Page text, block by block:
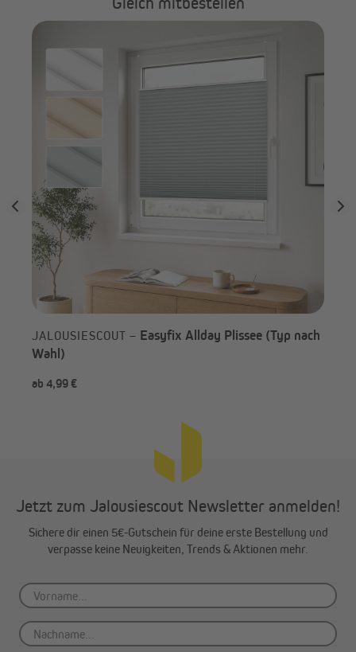
JALOUSIESCOUT – Easyfix Allday Plissee (Typ nach
Wahl)
ab 4,99 €
Jetzt zum Jalousiescout Newsletter anmelden!
Sichere dir einen 5€-Gutschein für deine erste Bestellung und
verpasse keine Neuigkeiten, Trends & Aktionen mehr.